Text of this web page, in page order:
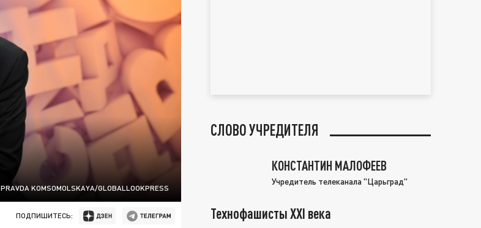
PRAVDA KOMSOMOLSKAYA/GLOBALLOOKPRESS
ПОДПИШИТЕСЬ:
СЛОВО УЧРЕДИТЕЛЯ
КОНСТАНТИН МАЛОФЕЕВ
Учредитель телеканала "Царьград"
Технофашисты XXI века